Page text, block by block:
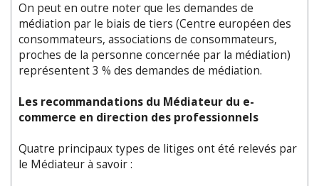
On peut en outre noter que les demandes de
médiation par le biais de tiers (Centre européen des
consommateurs, associations de consommateurs,
proches de la personne concernée par la médiation)
représentent 3 % des demandes de médiation.
Les recommandations du Médiateur du e-
commerce en direction des professionnels
Quatre principaux types de litiges ont été relevés par
le Médiateur à savoir :